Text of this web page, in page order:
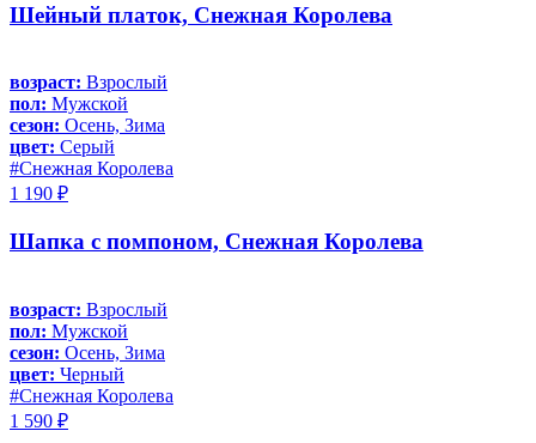
Шейный платок, Снежная Королева
возраст: Взрослый
пол: Мужской
сезон: Осень, Зима
цвет: Серый
#Снежная Королева
1 190 ₽
Шапка с помпоном, Снежная Королева
возраст: Взрослый
пол: Мужской
сезон: Осень, Зима
цвет: Черный
#Снежная Королева
1 590 ₽